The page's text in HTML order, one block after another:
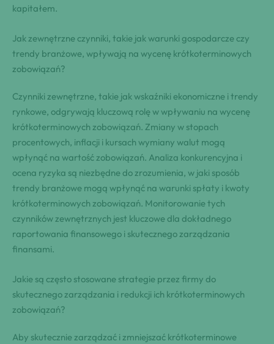
kapitałem.
Jak zewnętrzne czynniki, takie jak warunki gospodarcze czy
trendy branżowe, wpływają na wycenę krótkoterminowych
zobowiązań?
Czynniki zewnętrzne, takie jak wskaźniki ekonomiczne i trendy
rynkowe, odgrywają kluczową rolę w wpływaniu na wycenę
krótkoterminowych zobowiązań. Zmiany w stopach
procentowych, inflacji i kursach wymiany walut mogą
wpłynąć na wartość zobowiązań. Analiza konkurencyjna i
ocena ryzyka są niezbędne do zrozumienia, w jaki sposób
trendy branżowe mogą wpłynąć na warunki spłaty i kwoty
krótkoterminowych zobowiązań. Monitorowanie tych
czynników zewnętrznych jest kluczowe dla dokładnego
raportowania finansowego i skutecznego zarządzania
finansami.
Jakie są często stosowane strategie przez firmy do
skutecznego zarządzania i redukcji ich krótkoterminowych
zobowiązań?
Aby skutecznie zarządzać i zmniejszać krótkoterminowe